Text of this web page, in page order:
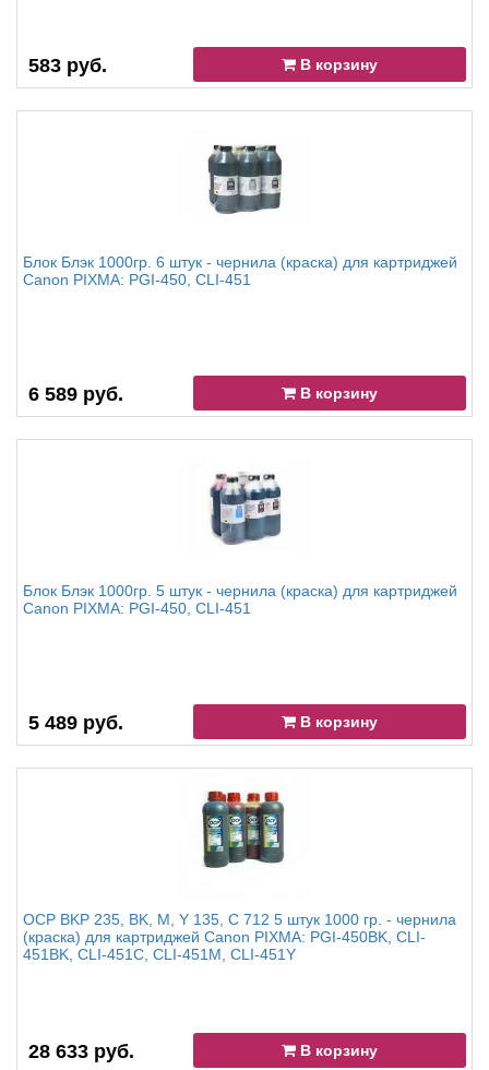
583 руб. В корзину
Блок Блэк 1000гр. 6 штук - чернила (краска) для картриджей
Canon PIXMA: PGI-450, CLI-451
6 589 руб. В корзину
Блок Блэк 1000гр. 5 штук - чернила (краска) для картриджей
Canon PIXMA: PGI-450, CLI-451
5 489 руб. В корзину
OCP BKP 235, BK, M, Y 135, C 712 5 штук 1000 гр. - чернила
(краска) для картриджей Canon PIXMA: PGI-450BK, CLI-
451BK, CLI-451C, CLI-451M, CLI-451Y
28 633 руб. В корзину